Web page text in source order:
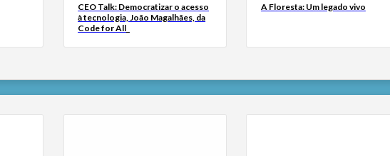
CEO Talk: Democratizar o acesso
à tecnologia, João Magalhães, da
Code for All_
A Floresta: Um legado vivo